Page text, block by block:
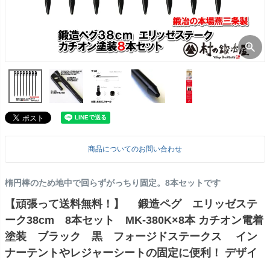
商品についてのお問い合わせ
楕円棒のため地中で回らずがっちり固定。8本セットです
【頑張って送料無料！】 鍛造ペグ エリッゼステ
ーク38cm 8本セット MK-380K×8本 カチオン電着
塗装 ブラック 黒 フォージドステークス イン
ナーテントやレジャーシートの固定に便利！ デザイ